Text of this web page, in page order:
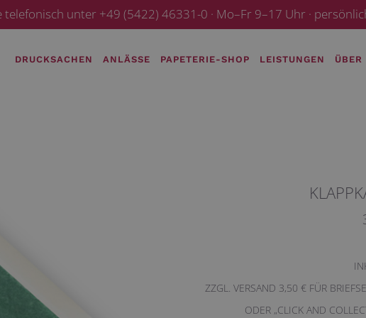
telefonisch unter +49 (5422) 46331-0 · Mo–Fr 9–17 Uhr ·
DRUCKSACHEN ANLÄSSE PAPETERIE-SHOP LEISTUNGEN ÜBER
ZZGL. VERSAND 3,50 € FÜR
ODER „CLICK AND